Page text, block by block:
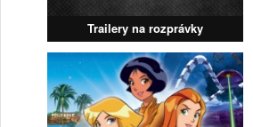
Trailery na rozprávky